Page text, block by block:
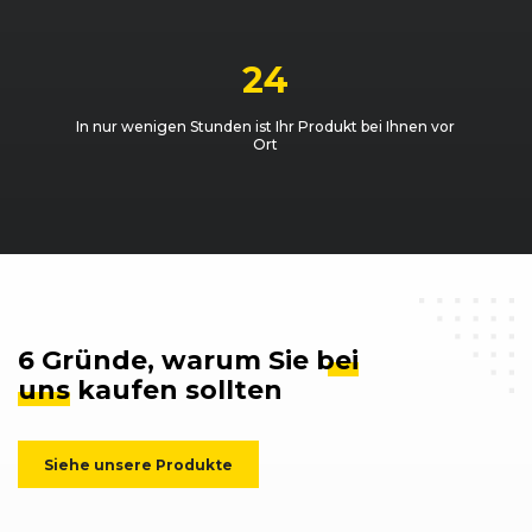
24
In nur wenigen Stunden ist Ihr Produkt bei Ihnen vor
Ort
6 Gründe, warum Sie bei
uns kaufen sollten
Siehe unsere Produkte